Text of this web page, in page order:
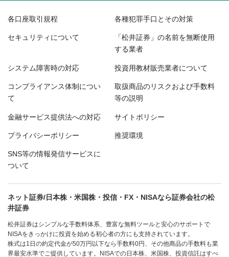
各口座取引規程 各種犯罪手口とその対策
セキュリティについて 「松井証券」の名前を無断使用
する業者
システム障害時の対応 投資用教材販売業者について
コンプライアンス体制につい
て
取扱商品のリスクおよび手数料
等の説明
金融サービス提供法への対応 サイトポリシー
プライバシーポリシー 推奨環境
SNS等の情報発信サービスに
ついて
ネット証券/日本株・米国株・投信・FX・NISAなら証券会社の松
井証券
松井証券はシンプルな手数料体系、豊富な無料ツールと安心のサポートで
NISAをきっかけに投資を始める初心者の方にも支持されています。
株式は1日の約定代金が50万円以下なら手数料0円、その他商品の手数料も業
界最安水準でご提供しています。NISAでの日本株、米国株、投資信託はすべ